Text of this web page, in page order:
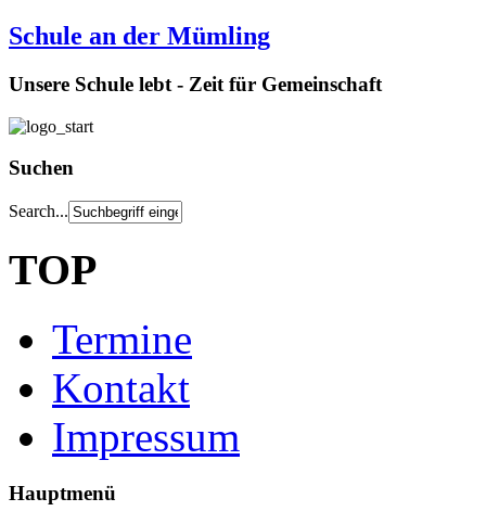
Schule an der Mümling
Unsere Schule lebt - Zeit für Gemeinschaft
Suchen
Search...
TOP
Termine
Kontakt
Impressum
Hauptmenü